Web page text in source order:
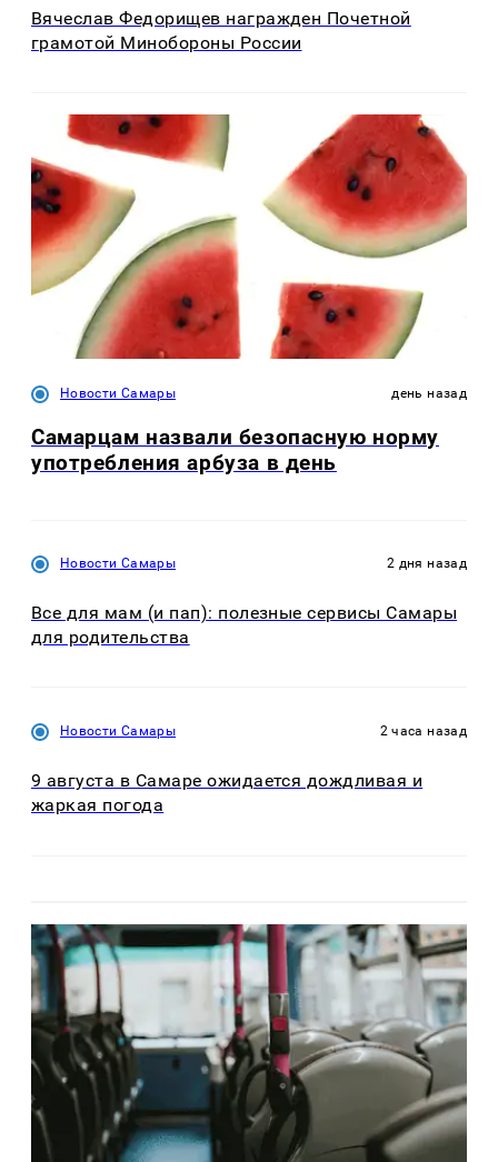
Вячеслав Федорищев награжден Почетной
грамотой Минобороны России
Новости Самары день назад
Самарцам назвали безопасную норму
употребления арбуза в день
Новости Самары 2 дня назад
Все для мам (и пап): полезные сервисы Самары
для родительства
Новости Самары 2 часа назад
9 августа в Самаре ожидается дождливая и
жаркая погода